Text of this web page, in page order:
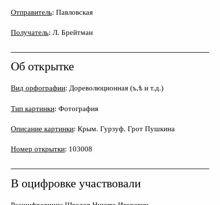
Отправитель: Павловская
Получатель: Л. Брейтман
Об открытке
Вид орфографии: Дореволюционная (ъ,ѣ и т.д.)
Тип картинки: Фотография
Описание картинки: Крым. Гурзуф. Грот Пушкина
Номер открытки: 103008
В оцифровке участвовали